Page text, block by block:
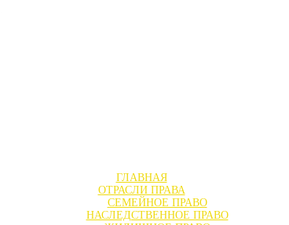
ГЛАВНАЯ
ОТРАСЛИ ПРАВА
СЕМЕЙНОЕ ПРАВО
НАСЛЕДСТВЕННОЕ ПРАВО